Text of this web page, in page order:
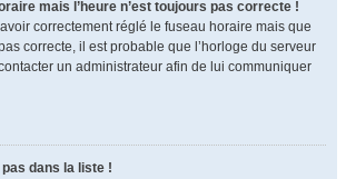
mais l’heure n’est toujours pas correcte !
correctement réglé le fuseau horaire mais que
correcte, il est probable que l’horloge du serveur
un administrateur afin de lui communiquer
pas dans la liste !